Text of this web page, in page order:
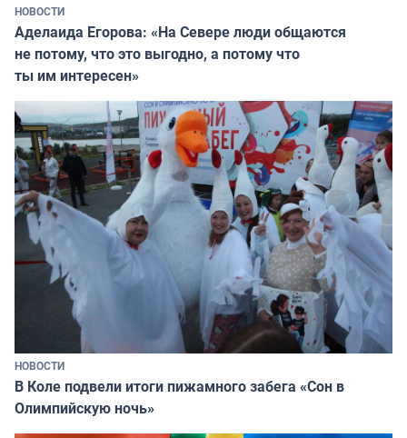
НОВОСТИ
Аделаида Егорова: «На Севере люди общаются
не потому, что это выгодно, а потому что
ты им интересен»
НОВОСТИ
В Коле подвели итоги пижамного забега «Сон в
Олимпийскую ночь»